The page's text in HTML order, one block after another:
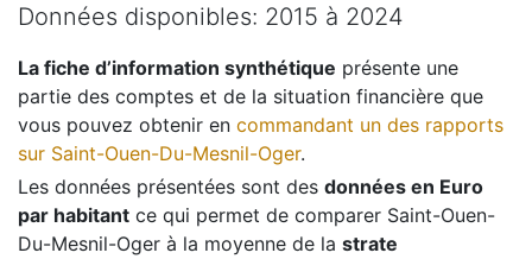
Données disponibles: 2015 à 2024
La fiche d’information synthétique présente une
partie des comptes et de la situation financière que
vous pouvez obtenir en commandant un des rapports
sur Saint-Ouen-Du-Mesnil-Oger.
Les données présentées sont des données en Euro
par habitant ce qui permet de comparer Saint-Ouen-
Du-Mesnil-Oger à la moyenne de la strate